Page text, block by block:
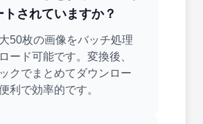
トされていますか？
50枚の画像をバッチ処理
ード可能です。変換後、
クでまとめてダウンロー
利で効率的です。